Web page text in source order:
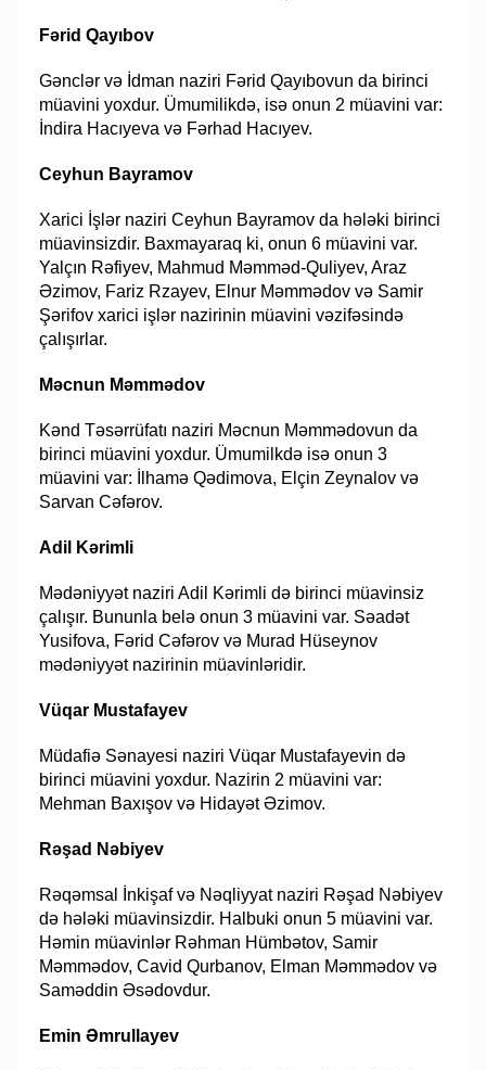
Fərid Qayıbov
Gənclər və İdman naziri Fərid Qayıbovun da birinci
müavini yoxdur. Ümumilikdə, isə onun 2 müavini var:
İndira Hacıyeva və Fərhad Hacıyev.
Ceyhun Bayramov
Xarici İşlər naziri Ceyhun Bayramov da hələki birinci
müavinsizdir. Baxmayaraq ki, onun 6 müavini var.
Yalçın Rəfiyev, Mahmud Məmməd-Quliyev, Araz
Əzimov, Fariz Rzayev, Elnur Məmmədov və Samir
Şərifov xarici işlər nazirinin müavini vəzifəsində
çalışırlar.
Məcnun Məmmədov
Kənd Təsərrüfatı naziri Məcnun Məmmədovun da
birinci müavini yoxdur. Ümumilkdə isə onun 3
müavini var: İlhamə Qədimova, Elçin Zeynalov və
Sarvan Cəfərov.
Adil Kərimli
Mədəniyyət naziri Adil Kərimli də birinci müavinsiz
çalışır. Bununla belə onun 3 müavini var. Səadət
Yusifova, Fərid Cəfərov və Murad Hüseynov
mədəniyyət nazirinin müavinləridir.
Vüqar Mustafayev
Müdafiə Sənayesi naziri Vüqar Mustafayevin də
birinci müavini yoxdur. Nazirin 2 müavini var:
Mehman Baxışov və Hidayət Əzimov.
Rəşad Nəbiyev
Rəqəmsal İnkişaf və Nəqliyyat naziri Rəşad Nəbiyev
də hələki müavinsizdir. Halbuki onun 5 müavini var.
Həmin müavinlər Rəhman Hümbətov, Samir
Məmmədov, Cavid Qurbanov, Elman Məmmədov və
Saməddin Əsədovdur.
Emin Əmrullayev